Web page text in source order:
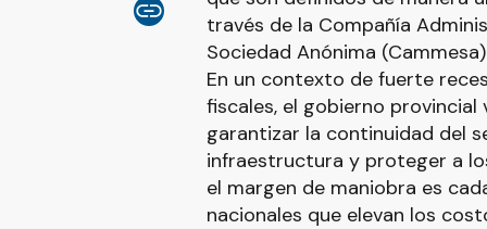
través de la Compañía
Sociedad Anónima
En un contexto de fuerte
fiscales, el gobierno
garantizar la continuidad del
infraestructura y proteger a
el margen de maniobra es
nacionales que elevan los